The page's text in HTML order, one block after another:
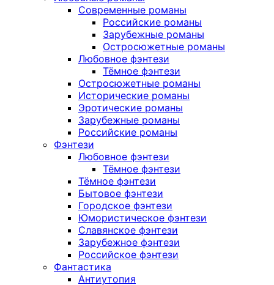
Современные романы
Российские романы
Зарубежные романы
Остросюжетные романы
Любовное фэнтези
Тёмное фэнтези
Остросюжетные романы
Исторические романы
Эротические романы
Зарубежные романы
Российские романы
Фэнтези
Любовное фэнтези
Тёмное фэнтези
Тёмное фэнтези
Бытовое фэнтези
Городское фэнтези
Юмористическое фэнтези
Славянское фэнтези
Зарубежное фэнтези
Российское фэнтези
Фантастика
Антиутопия